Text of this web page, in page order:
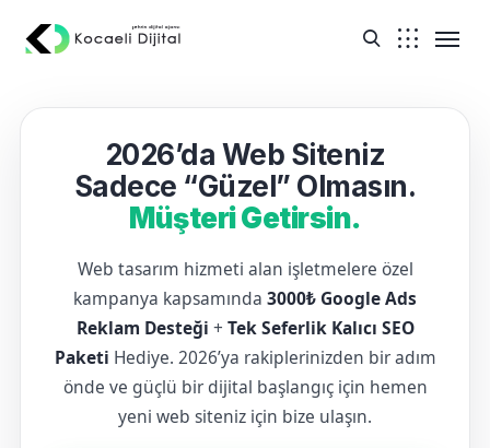
2026’da Web Siteniz
Sadece “Güzel” Olmasın.
Müşteri Getirsin.
Web tasarım hizmeti alan işletmelere özel
kampanya kapsamında 3000₺ Google Ads
Reklam Desteği + Tek Seferlik Kalıcı SEO
Paketi Hediye. 2026’ya rakiplerinizden bir adım
önde ve güçlü bir dijital başlangıç için hemen
yeni web siteniz için bize ulaşın.